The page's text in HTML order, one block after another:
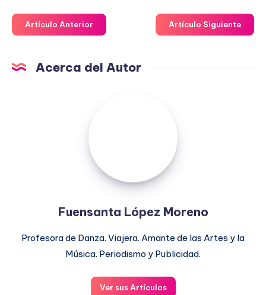
Artículo Anterior Artículo Siguiente
Acerca del Autor
Fuensanta López Moreno
Profesora de Danza. Viajera. Amante de las Artes y la
Música. Periodismo y Publicidad.
Ver sus Artículos